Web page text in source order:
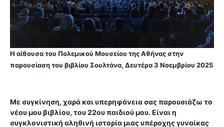
Η αίθουσα του Πολεμικού Μουσείου της Αθήνας στην
παρουσίαση του βιβλίου Σουλτάνα, Δευτέρα 3 Νοεμβρίου 2025
Με συγκίνηση, χαρά και υπερηφάνεια σας παρουσιάζω το
νέου μου βιβλίου, του 22ου παιδιού μου. Είναι η
συγκλονιστική αληθινή ιστορία μιας υπέροχης γυναίκας